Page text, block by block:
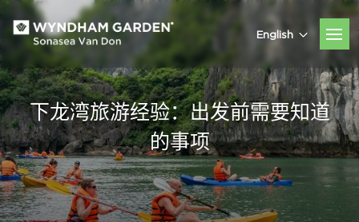
English
下龙湾旅游经验：出发前需要知道
的事项